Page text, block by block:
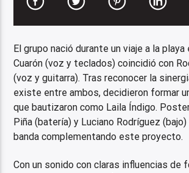
El grupo nació durante un viaje a la
Cuarón (voz y teclados) coincidió con
(voz y guitarra). Tras reconocer la
existe entre ambos, decidieron formar
que bautizaron como Laila Índigo.
Piña (batería) y Luciano Rodríguez
banda complementando este proyecto.
Con un sonido con claras influencias de